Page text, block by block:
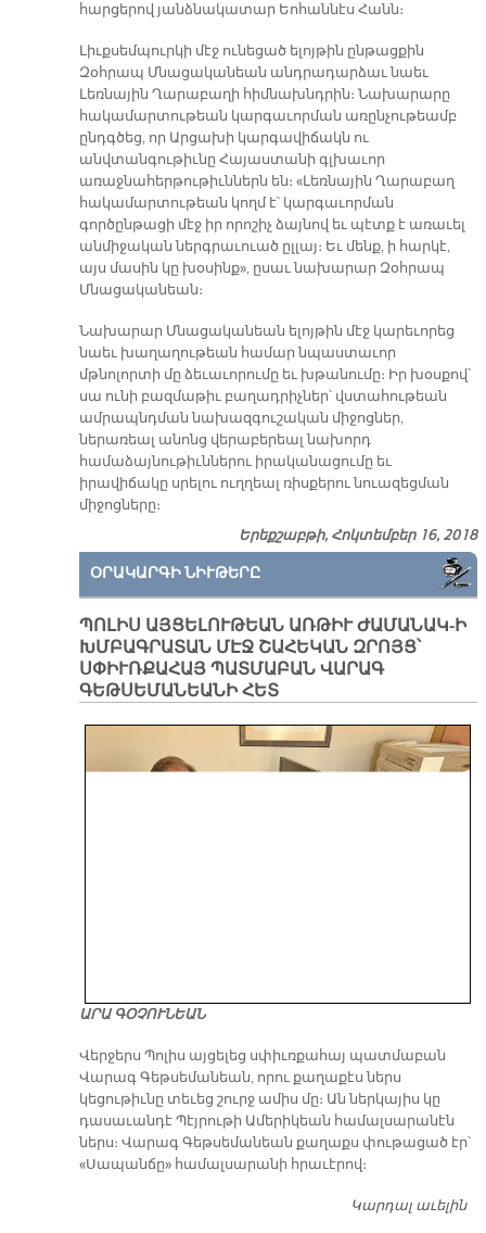
հարցերով յանձնակատար Եոհաննէս Հանն։
Լիւքսեմպուրկի մէջ ունեցած ելոյթին ընթացքին
Զօհրապ Մնացականեան անդրադարձաւ նաեւ
Լեռնային Ղարաբաղի հիմնախնդրին։ Նախարարը
հակամարտութեան կարգաւորման առընչութեամբ
ընդգծեց, որ Արցախի կարգավիճակն ու
անվտանգութիւնը Հայաստանի գլխաւոր
առաջնահերթութիւններն են։ «Լեռնային Ղարաբաղ
հակամարտութեան կողմ է՝ կարգաւորման
գործընթացի մէջ իր որոշիչ ձայնով եւ պէտք է առաւել
անմիջական ներգրաւուած ըլլայ։ Եւ մենք, ի հարկէ,
այս մասին կը խօսինք», ըսաւ նախարար Զօհրապ
Մնացականեան։
Նախարար Մնացականեան ելոյթին մէջ կարեւորեց
նաեւ խաղաղութեան համար նպաստաւոր
մթնոլորտի մը ձեւաւորումը եւ խթանումը։ Իր խօսքով՝
սա ունի բազմաթիւ բաղադրիչներ՝ վստահութեան
ամրապնդման նախազգուշական միջոցներ,
ներառեալ անոնց վերաբերեալ նախորդ
համաձայնութիւններու իրականացումը եւ
իրավիճակը սրելու ուղղեալ ռիսքերու նուազեցման
միջոցները։
Երեքշաբթի, Հոկտեմբեր 16, 2018
ՕՐԱԿԱՐԳԻ ՆԻՒԹԵՐԸ
ՊՈԼԻՍ ԱՅՑԵԼՈՒԹԵԱՆ ԱՌԹԻՒ ԺԱՄԱՆԱԿ-Ի
ԽՄԲԱԳՐԱՏԱՆ ՄԷՋ ՇԱՀԵԿԱՆ ԶՐՈՅՑ՝
ՍՓԻՒՌՔԱՀԱՅ ՊԱՏՄԱԲԱՆ ՎԱՐԱԳ
ԳԵԹՍԵՄԱՆԵԱՆԻ ՀԵՏ
ԱՐԱ ԳՕՉՈՒՆԵԱՆ
Վերջերս Պոլիս այցելեց սփիւռքահայ պատմաբան
Վարագ Գեթսեմանեան, որու քաղաքէս ներս
կեցութիւնը տեւեց շուրջ ամիս մը։ Ան ներկայիս կը
դասաւանդէ Պէյրութի Ամերիկեան համալսարանէն
ներս։ Վարագ Գեթսեմանեան քաղաքս փութացած էր՝
«Սապանճը» համալսարանի հրաւէրով։
Կարդալ աւելին